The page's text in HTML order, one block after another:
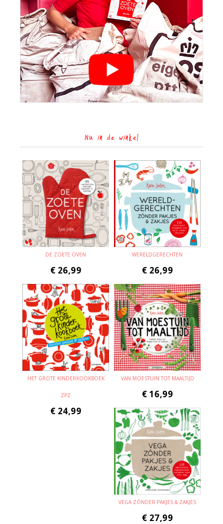
Nu in de winkel
DE ZOETE OVEN
€ 26,99
WERELDGERECHTEN
€ 26,99
HET GROTE KINDERKOOKBOEK
ZPZ
€ 24,99
VAN MOESTUIN TOT MAALTIJD
€ 16,99
VEGA ZÓNDER PAKJES & ZAKJES
€ 27,99